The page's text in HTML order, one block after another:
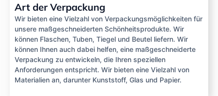
Art der Verpackung
Wir bieten eine Vielzahl von Verpackungsmöglichkeiten für
unsere maßgeschneiderten Schönheitsprodukte. Wir
können Flaschen, Tuben, Tiegel und Beutel liefern. Wir
können Ihnen auch dabei helfen, eine maßgeschneiderte
Verpackung zu entwickeln, die Ihren speziellen
Anforderungen entspricht. Wir bieten eine Vielzahl von
Materialien an, darunter Kunststoff, Glas und Papier.